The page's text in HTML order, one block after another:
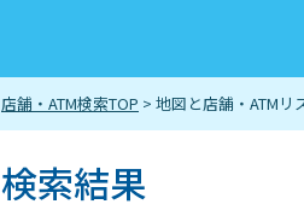
店舗・ATM検索TOP > 地図と店舗・ATMリ
検索結果